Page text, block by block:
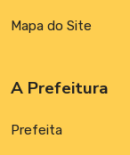
Mapa do Site
A Prefeitura
Prefeita